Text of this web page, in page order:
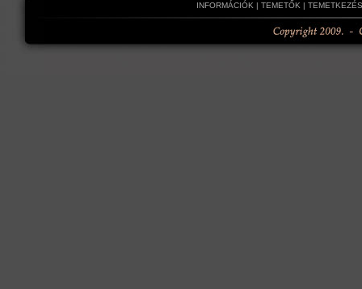
INFORMÁCIÓK | TEMETŐK |